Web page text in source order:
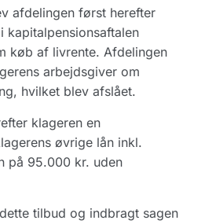
afdelingen først herefter
køb af livrente. Afdelingen
arbejdsgiver om
hvilket blev afslået.
klageren en
øvrige lån inkl.
på 95.000 kr. uden
tilbud og indbragt sagen